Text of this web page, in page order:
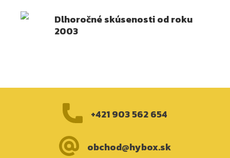
Dlhoročné skúsenosti od roku
2003
+421 903 562 654
obchod@hybox.sk